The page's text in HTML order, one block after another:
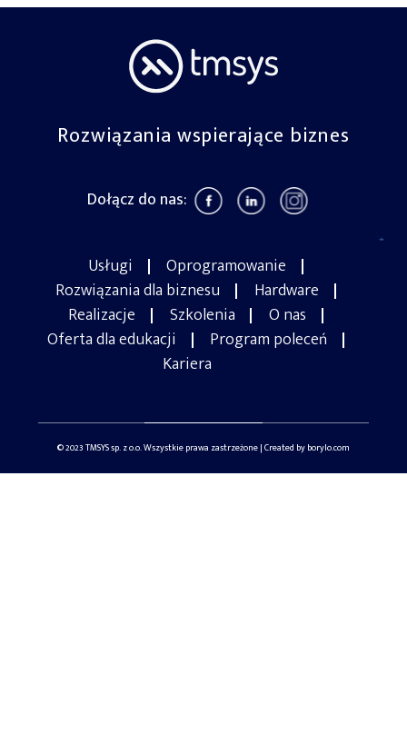
Rozwiązania wspierające biznes
Dołącz do nas:
Usługi
Oprogramowanie
Rozwiązania dla biznesu
Hardware
Realizacje
Szkolenia
O nas
Oferta dla edukacji
Program poleceń
Kariera
© 2023 TMSYS sp. z o.o. Wszystkie prawa zastrzeżone | Created by borylo.com